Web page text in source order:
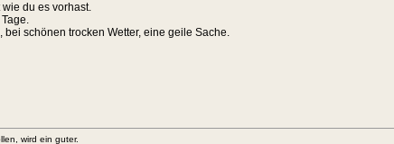
du es vorhast.
schönen trocken Wetter, eine geile Sache.
wird ein guter.